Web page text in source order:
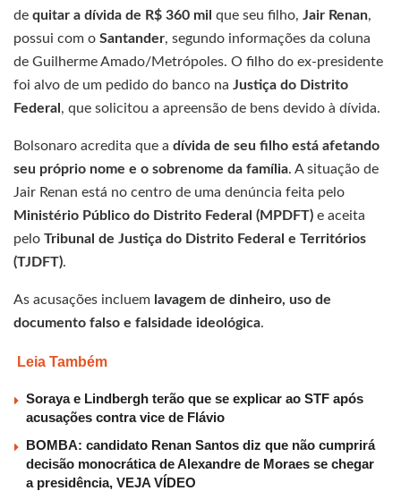
de quitar a dívida de R$ 360 mil que seu filho, Jair Renan,
possui com o Santander, segundo informações da coluna
de Guilherme Amado/Metrópoles. O filho do ex-presidente
foi alvo de um pedido do banco na Justiça do Distrito
Federal , que solicitou a apreensão de bens devido à dívida.
Bolsonaro acredita que a dívida de seu filho está afetando
seu próprio nome e o sobrenome da família. A situação de
Jair Renan está no centro de uma denúncia feita pelo
Ministério Público do Distrito Federal (MPDFT) e aceita
pelo Tribunal de Justiça do Distrito Federal e Territórios
(TJDFT).
As acusações incluem lavagem de dinheiro, uso de
documento falso e falsidade ideológica.
Leia Também
Soraya e Lindbergh terão que se explicar ao STF após
acusações contra vice de Flávio
BOMBA: candidato Renan Santos diz que não cumprirá
decisão monocrática de Alexandre de Moraes se chegar
a presidência, VEJA VÍDEO